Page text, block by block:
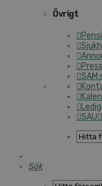
Övrigt
Press
SAU
Sök